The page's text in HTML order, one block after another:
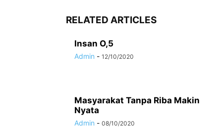
RELATED ARTICLES
Insan O,5
Admin - 12/10/2020
Masyarakat Tanpa Riba Makin
Nyata
Admin - 08/10/2020